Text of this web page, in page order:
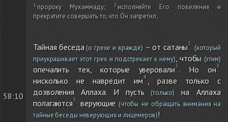
пророку Мухаммаду;
исполняйте Его повеления и
прекратите совершать то, что Он запретил.
58:10
Тайная беседа(о грехе и вражде) – от сатаны
(который
приукрашивает этот грех и подстрекает к нему), чтобы (этим)
опечалить тех, которые уверовали . Но он
нисколько не навредит им
, разве только с
дозволения Аллаха. И пусть(только) на Аллаха
полагаются
верующие (чтобы не обращать внимания на
тайные беседы неверующих и лицемеров)!